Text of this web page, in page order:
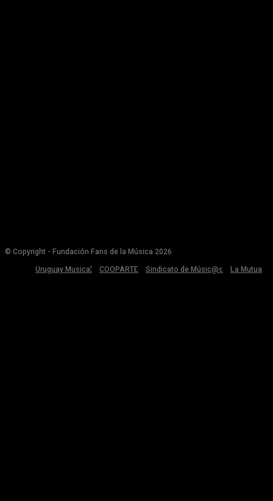
© Copyright - Fundación Fans de la Música 2026
Uruguay Musical
COOPARTE Sindicato de Músic@s La Mutua